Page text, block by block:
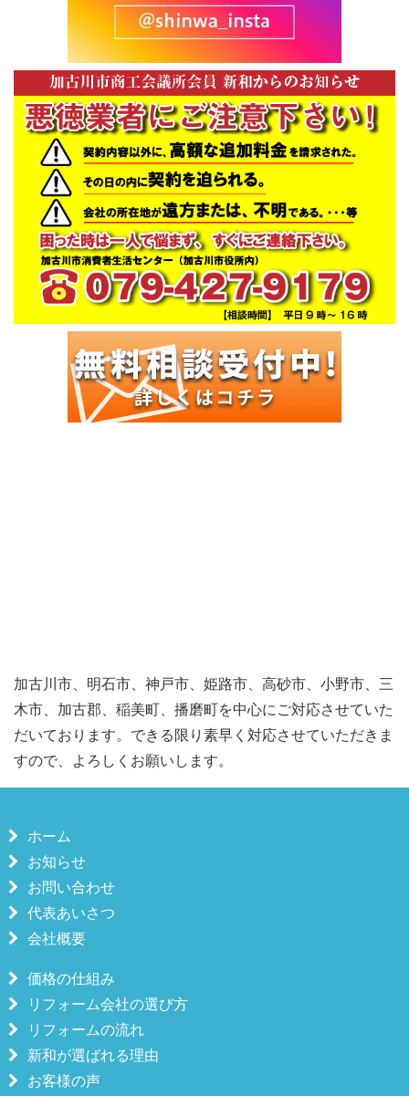
加古川市、明石市、神戸市、姫路市、高砂市、小野市、三
木市、加古郡、稲美町、播磨町を中心にご対応させていた
だいております。できる限り素早く対応させていただきま
すので、よろしくお願いします。
ホーム
お知らせ
お問い合わせ
代表あいさつ
会社概要
価格の仕組み
リフォーム会社の選び方
リフォームの流れ
新和が選ばれる理由
お客様の声